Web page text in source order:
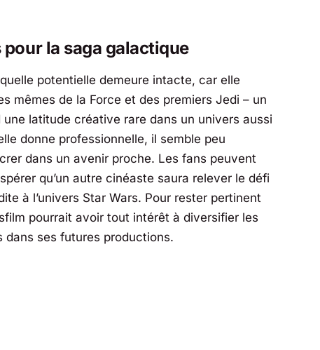
la saga galactique
potentielle demeure intacte, car elle
mêmes de la Force et des premiers Jedi – un
latitude créative rare dans un univers aussi
donne professionnelle, il semble peu
dans un avenir proche. Les fans peuvent
qu’un autre cinéaste saura relever le défi
à l’univers Star Wars. Pour rester pertinent
pourrait avoir tout intérêt à diversifier les
dans ses futures productions.